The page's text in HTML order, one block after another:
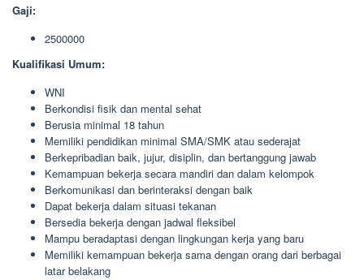
Gaji:
2500000
Kualifikasi Umum:
WNI
Berkondisi fisik dan mental sehat
Berusia minimal 18 tahun
Memiliki pendidikan minimal SMA/SMK atau sederajat
Berkepribadian baik, jujur, disiplin, dan bertanggung jawab
Kemampuan bekerja secara mandiri dan dalam kelompok
Berkomunikasi dan berinteraksi dengan baik
Dapat bekerja dalam situasi tekanan
Bersedia bekerja dengan jadwal fleksibel
Mampu beradaptasi dengan lingkungan kerja yang baru
Memiliki kemampuan bekerja sama dengan orang dari berbagai
latar belakang